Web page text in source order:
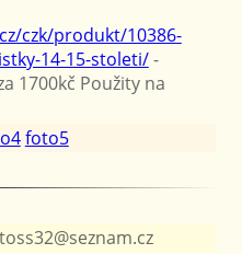
czk/produkt/10386-
14-15-stoleti/-
1700kč Použity na
foto5